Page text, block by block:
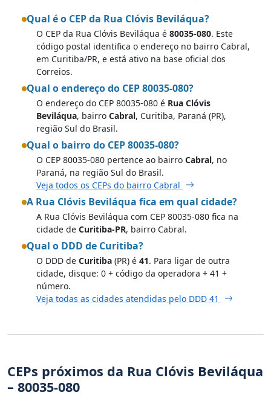
Qual é o CEP da Rua Clóvis Beviláqua?
O CEP da Rua Clóvis Beviláqua é 80035-080. Este
código postal identifica o endereço no bairro Cabral,
em Curitiba/PR, e está ativo na base oficial dos
Correios.
Qual o endereço do CEP 80035-080?
O endereço do CEP 80035-080 é Rua Clóvis
Beviláqua, bairro Cabral, Curitiba, Paraná (PR),
região Sul do Brasil.
Qual o bairro do CEP 80035-080?
O CEP 80035-080 pertence ao bairro Cabral, no
Paraná, na região Sul do Brasil.
Veja todos os CEPs do bairro Cabral
A Rua Clóvis Beviláqua fica em qual cidade?
A Rua Clóvis Beviláqua com CEP 80035-080 fica na
cidade de Curitiba-PR, bairro Cabral.
Qual o DDD de Curitiba?
O DDD de Curitiba (PR) é 41. Para ligar de outra
cidade, disque: 0 + código da operadora + 41 +
número.
Veja todas as cidades atendidas pelo DDD 41
CEPs próximos da Rua Clóvis Beviláqua
– 80035-080